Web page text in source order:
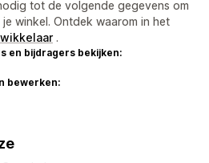
tot de volgende gegevens om
winkel. Ontdek waarom in het
.
en bijdragers bekijken:
bewerken: